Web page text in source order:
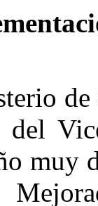
de
del
muy